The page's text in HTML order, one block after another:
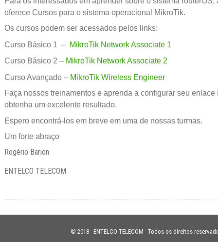
oferece Cursos para o sistema operacional MikroTik.
Os cursos podem ser acessados pelos links:
Curso Básico 1 – MikroTik Network Associate 1
Curso Básico 2 – MikroTik Network Associate 2
Curso Avançado – MikroTik Wireless Engineer
Faça nossos treinamentos e aprenda a configurar seu enlace
obtenha um excelente resultado.
Espero encontrá-los em breve em uma de nossas turmas.
Um forte abraço
Rogério Barion
ENTELCO TELECOM
© 2018 - ENTELCO TELECOM - Todos os direitos